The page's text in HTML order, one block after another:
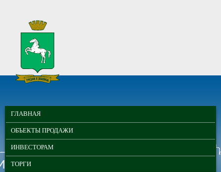
МУНИЦИПАЛЬНЫЕ
ТОРГИ ГОРОДА
ТОМСКА
ГЛАВНОЕ МЕНЮ
ГЛАВНАЯ
ОБЪЕКТЫ ПРОДАЖИ
ИНВЕСТОРАМ
ТОРГИ